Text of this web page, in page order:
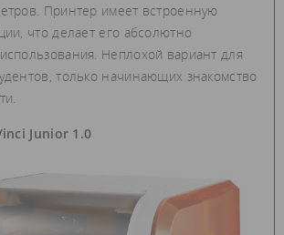
Принтер имеет встроенную
что делает его абсолютно
Неплохой вариант для
только начинающих знакомство
Junior 1.0